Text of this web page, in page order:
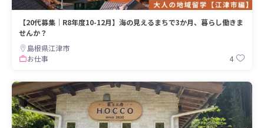
【20代募集｜R8年度10-12月】海の見えるまちで3か月、暮らし働きま
せんか？
島根県江津市
お仕事
4